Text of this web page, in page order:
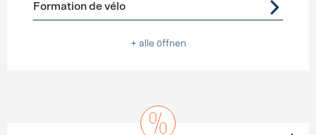
Formation de vélo
+ alle öffnen